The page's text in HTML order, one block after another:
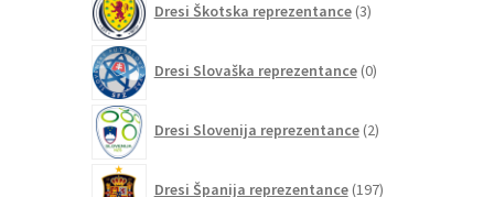
Dresi Škotska reprezentance 3izdelki
Dresi Slovaška reprezentance 0izdelkov
Dresi Slovenija reprezentance 2izdelka
Dresi Španija reprezentance 197